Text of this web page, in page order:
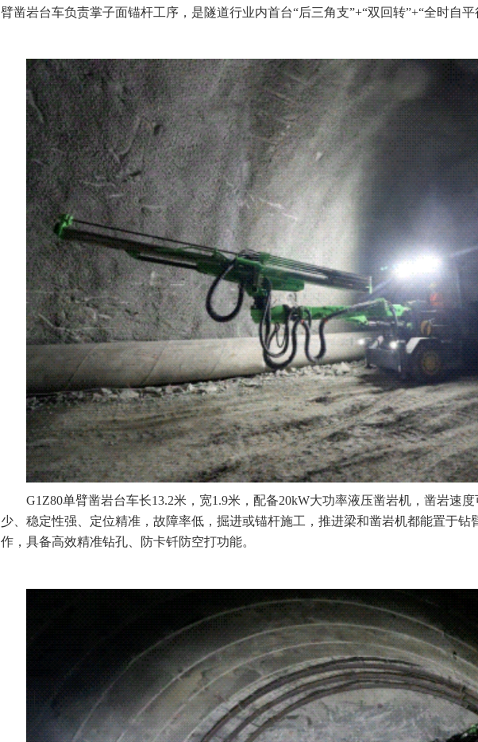
查看更多
臂凿岩台车负责掌子面锚杆工序，是隧道行业内首台“后三角支”+“双回转”+“全时自平
G1Z80单臂凿岩台车长13.2米，宽1.9米，配备20kW大功率液压凿岩机，凿岩速
少、稳定性强、定位精准，故障率低，掘进或锚杆施工，推进梁和凿岩机都能置于钻
作，具备高效精准钻孔、防卡钎防空打功能。